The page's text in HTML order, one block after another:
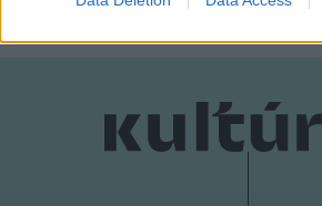
related to personalization.
related to security, including
functionality and fraud prevention,